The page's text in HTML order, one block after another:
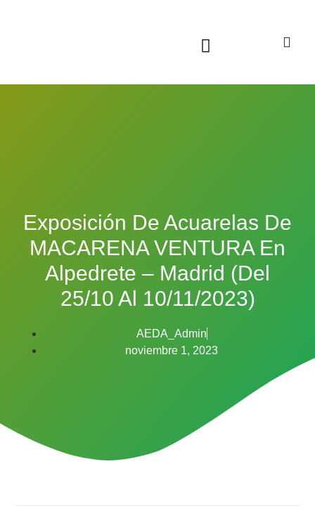
Exposición De Acuarelas De
MACARENA VENTURA En
Alpedrete – Madrid (del
25/10 Al 10/11/2023)
AEDA_Admin
noviembre 1, 2023